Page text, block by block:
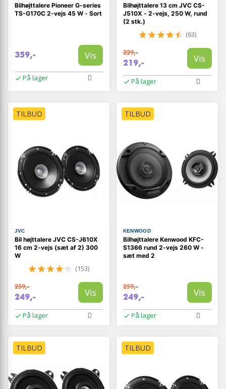
Bilhøjttalere Pioneer G-series
TS-G170C 2-vejs 45 W - Sort
359,- Vis
På lager
Bilhøjttalere 13 cm JVC CS-
J510X - 2-vejs, 250 W, rund
(2 stk.)
(63)
229,-
219,- Vis
På lager
TILBUD
JVC
Bil højttalere JVC CS-J610X
16 cm 2-vejs (sæt af 2) 300
W
(153)
259,-
249,- Vis
På lager
TILBUD
KENWOOD
Bilhøjttalere Kenwood KFC-
S1366 rund 2-vejs 260 W -
sæt med 2
259,-
249,- Vis
På lager
TILBUD TILBUD